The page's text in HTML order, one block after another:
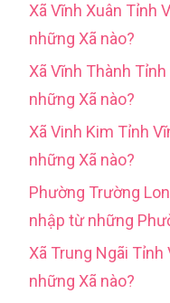
Xã Vĩnh Xuân Tỉnh
những Xã nào?
Xã Vĩnh Thành
những Xã nào?
Xã Vinh Kim Tỉnh
những Xã nào?
Phường Trường
nhập từ những
Xã Trung Ngãi
những Xã nào?